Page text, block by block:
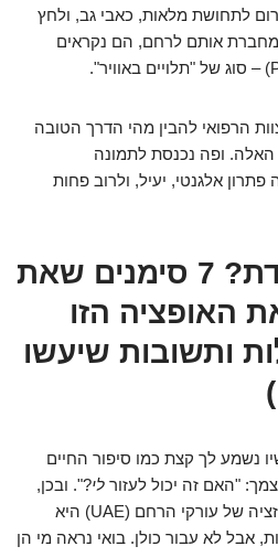
לתחושת מלאות, כאבי גב, ולחץ
אותם לרחם, הם נקראים
הרפואי להבין מהי הדרך הטובה
ופה נכנסת לתמונה
אלגנטי, יעיל, ולרוב פחות
האם את מועמדת? 7 סימנים שאת
האופציה הזו
ותשובות שיעשו
נשמע לך קצת כמו סיפור החיים
"האם זה יכול לעזור לי?". ובכן,
החדשות הטובות הן שאמבוליזציה של עורקי הרחם (UAE) היא
אבל לא עבור כולן. בואי נראה מי הן